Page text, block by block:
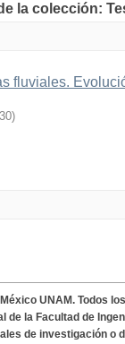
la colección:
fluviales.
)
UNAM. Todos
de la Facultad de
de investigación o